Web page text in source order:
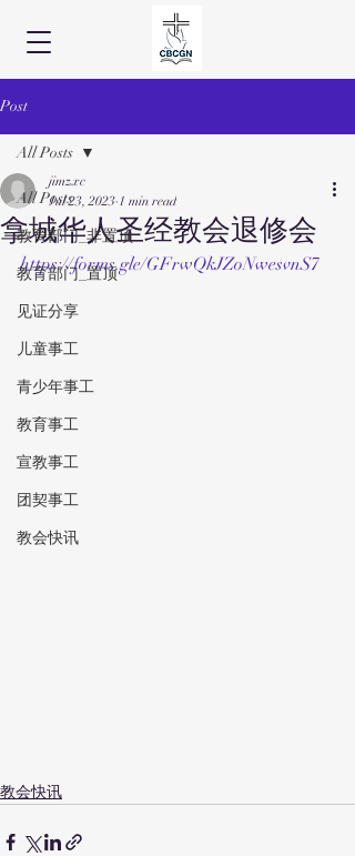
Post
All Posts
教育部门_非置顶
教育部门_置顶
见证分享
儿童事工
青少年事工
教育事工
宣教事工
团契事工
教会快讯
All Posts
拿城华人圣经教会退修会
jimzxc
Jul 23, 2023 1 min read
https://forms.gle/GFrwQkJZoNwesvnS7
教会快讯